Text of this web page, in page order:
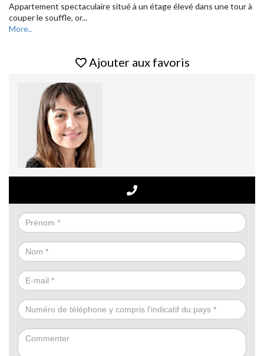
Appartement spectaculaire situé à un étage élevé dans une tour à
couper le souffle, or...
More..
Ajouter aux favoris